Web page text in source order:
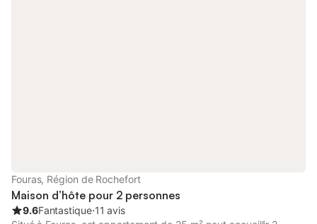
Fouras, Région de Rochefort
Maison d’hôte pour 2 personnes
9.6Fantastique⋅11 avis